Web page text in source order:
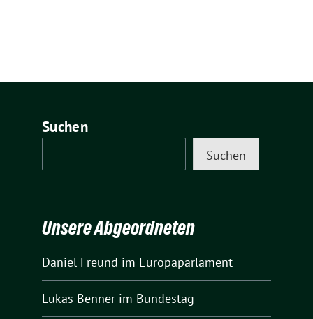
Suchen
Suchen
Unsere Abgeordneten
Daniel Freund im Europaparlament
Lukas Benner im Bundestag